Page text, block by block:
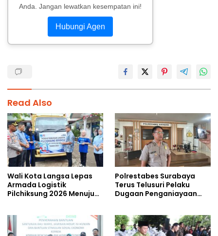
Anda. Jangan lewatkan kesempatan ini!
Hubungi Agen
Read Also
Wali Kota Langsa Lepas
Armada Logistik
Pilchiksung 2026 Menuju
Polrestabes Surabaya
Terus Telusuri Pelaku
Dugaan Penganiayaan